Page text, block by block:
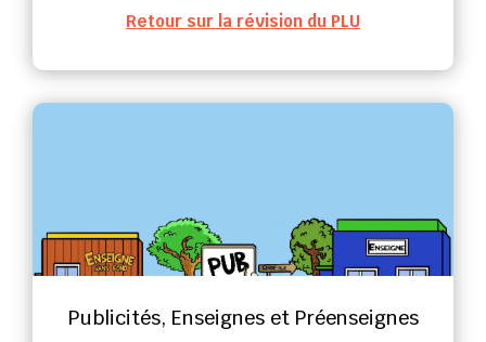
Retour sur la révision du PLU
Publicités, Enseignes et Préenseignes